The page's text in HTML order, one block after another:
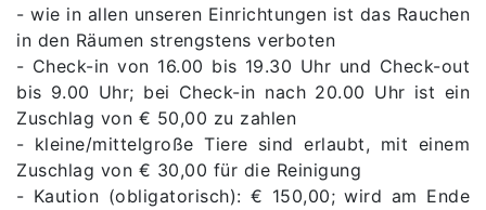
- wie in allen unseren Einrichtungen ist das Rauchen
in den Räumen strengstens verboten
- Check-in von 16.00 bis 19.30 Uhr und Check-out
bis 9.00 Uhr; bei Check-in nach 20.00 Uhr ist ein
Zuschlag von € 50,00 zu zahlen
- kleine/mittelgroße Tiere sind erlaubt, mit einem
Zuschlag von € 30,00 für die Reinigung
- Kaution (obligatorisch): € 150,00; wird am Ende